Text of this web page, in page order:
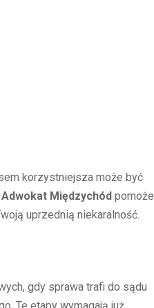
korzystniejsza może być
Adwokat Międzychód pomoże
uprzednią niekaralność.
gdy sprawa trafi do sądu